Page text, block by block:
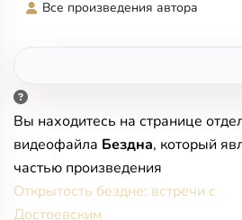
Все произведения автора
Вы находитесь на странице
видеофайла Бездна, который
частью произведения
Открытость бездне: встречи с
Достоевским